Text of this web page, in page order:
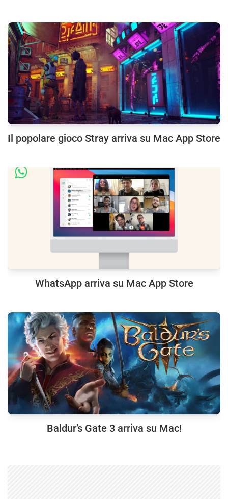
Il popolare gioco Stray arriva su Mac App Store
WhatsApp arriva su Mac App Store
Baldur’s Gate 3 arriva su Mac!